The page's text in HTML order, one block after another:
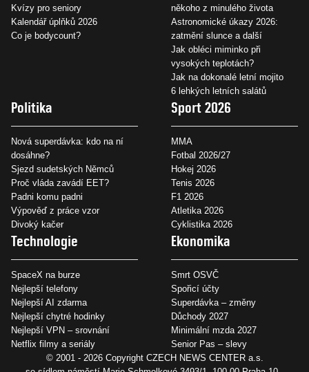
Kvízy pro seniory
Kalendář úplňků 2026
Co je bodycount?
někoho z minulého života
Astronomické úkazy 2026:
zatmění slunce a další
Jak obléci miminko při
vysokých teplotách?
Jak na dokonalé letní mojito
6 lehkých letních salátů
Politika
Nová superdávka: kdo na ní
dosáhne?
Sjezd sudetských Němců
Proč vláda zavádí EET?
Padni komu padni
Výpověď z práce vzor
Divoký kačer
Sport 2026
MMA
Fotbal 2026/27
Hokej 2026
Tenis 2026
F1 2026
Atletika 2026
Cyklistika 2026
Technologie
SpaceX na burze
Nejlepší telefony
Nejlepší AI zdarma
Nejlepší chytré hodinky
Nejlepší VPN – srovnání
Netflix filmy a seriály
Ekonomika
Smrt OSVČ
Spořicí účty
Superdávka – změny
Důchody 2027
Minimální mzda 2027
Senior Pas – slevy
© 2001 - 2026 Copyright CZECH NEWS CENTER a.s.